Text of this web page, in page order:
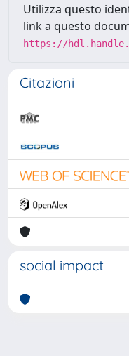
Utilizza questo
link a questo
https://
Citazioni
social impact